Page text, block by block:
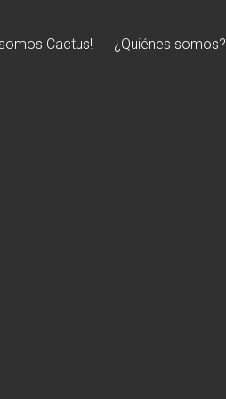
somos Cactus! ¿Quiénes somos?